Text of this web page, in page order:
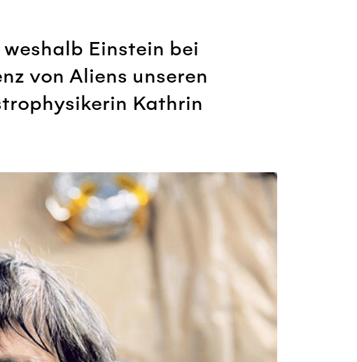
Einstein bei
von Aliens unseren
Kathrin